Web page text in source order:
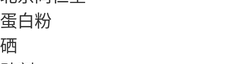
蛋白粉
硒